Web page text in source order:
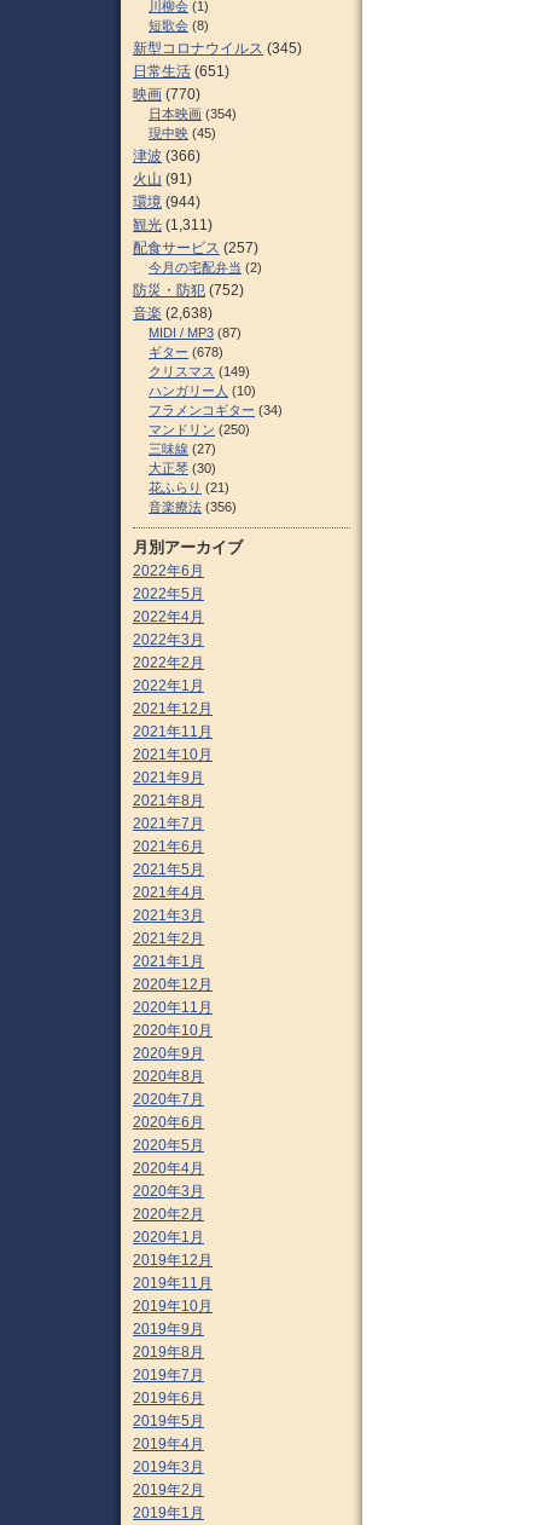
川柳会 (1)
短歌会 (8)
新型コロナウイルス (345)
日常生活 (651)
映画 (770)
日本映画 (354)
現中映 (45)
津波 (366)
火山 (91)
環境 (944)
観光 (1,311)
配食サービス (257)
今月の宅配弁当 (2)
防災・防犯 (752)
音楽 (2,638)
MIDI / MP3 (87)
ギター (678)
クリスマス (149)
ハンガリー人 (10)
フラメンコギター (34)
マンドリン (250)
三味線 (27)
大正琴 (30)
花ふらり (21)
音楽療法 (356)
月別アーカイブ
2022年6月
2022年5月
2022年4月
2022年3月
2022年2月
2022年1月
2021年12月
2021年11月
2021年10月
2021年9月
2021年8月
2021年7月
2021年6月
2021年5月
2021年4月
2021年3月
2021年2月
2021年1月
2020年12月
2020年11月
2020年10月
2020年9月
2020年8月
2020年7月
2020年6月
2020年5月
2020年4月
2020年3月
2020年2月
2020年1月
2019年12月
2019年11月
2019年10月
2019年9月
2019年8月
2019年7月
2019年6月
2019年5月
2019年4月
2019年3月
2019年2月
2019年1月